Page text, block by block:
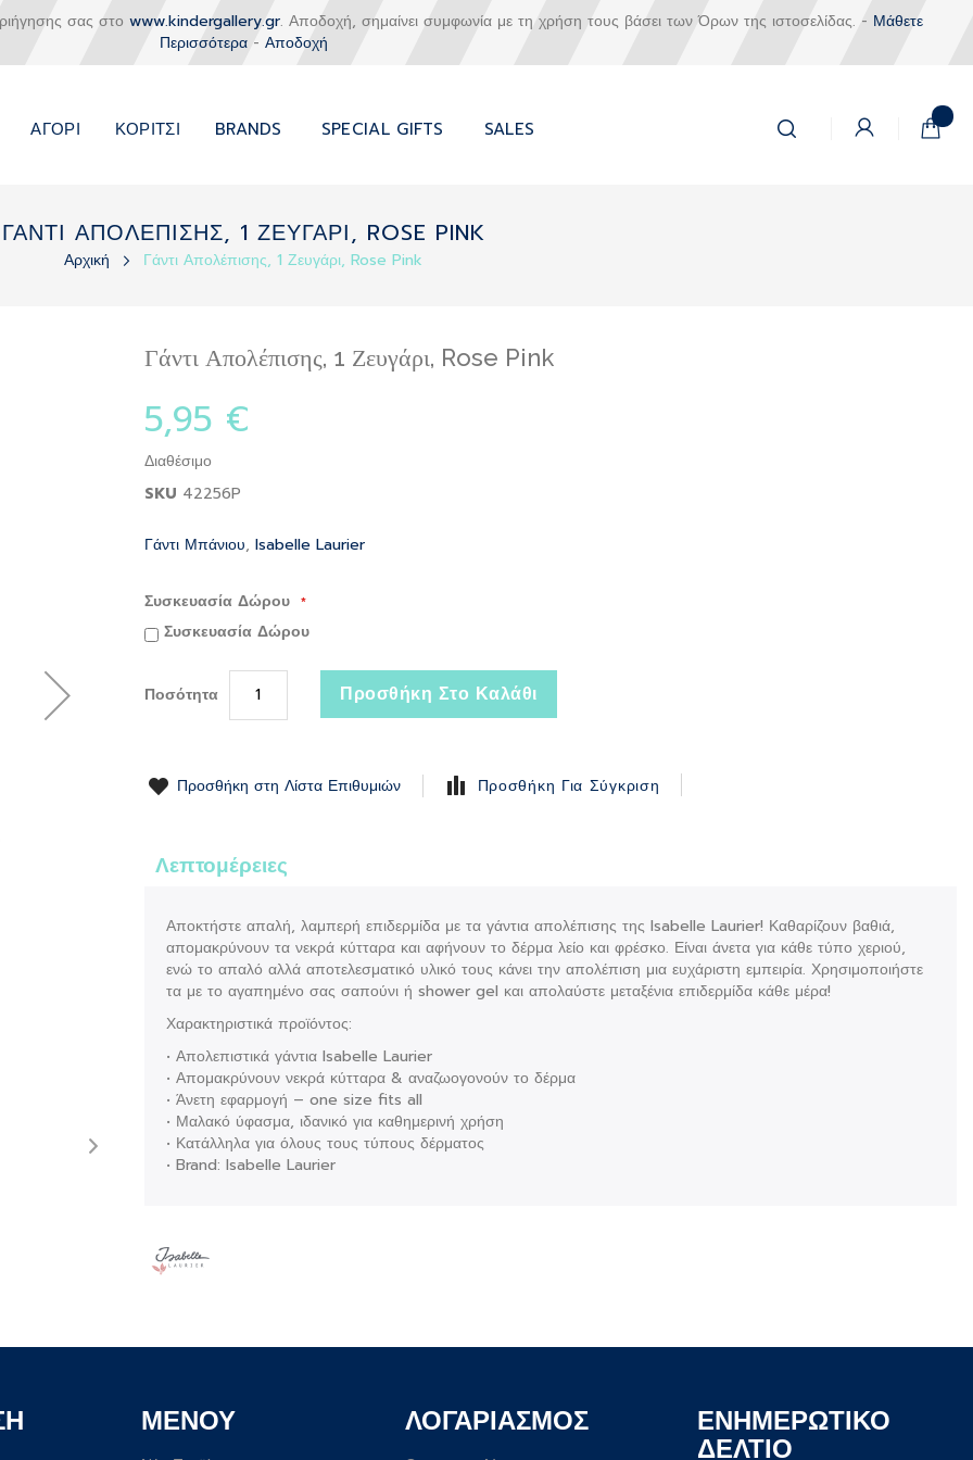
σας στο www.kindergallery.gr. Αποδοχή, σημαίνει συμφωνία με τη χρήση τους βάσει των Όρων της ιστοσελίδας. - Μάθετε
Περισσότερα- Αποδοχή
ΑΓΌΡΙ ΚΟΡΊΤΣΙ BRANDS SPECIAL GIFTS SALES
Το
Αναζήτηση
ΓΑΝΤΙ ΑΠΟΛΕΠΙΣΗΣ, 1 ΖΕΥΓΑΡΙ, ROSE PINK
Αρχική Γάντι Απολέπισης, 1 Ζευγάρι, Rose Pink
Γάντι Απολέπισης, 1 Ζευγάρι, Rose Pink
5,95 €
Διαθέσιμο
SKU 42256P
Γάντι Μπάνιου, Isabelle Laurier
Συσκευασία Δώρου
Συσκευασία Δώρου
Ποσότητα Προσθήκη Στο Καλάθι
Προσθήκη στη Λίστα Επιθυμιών Προσθήκη Για Σύγκριση
Λεπτομέρειες
Αποκτήστε απαλή, λαμπερή επιδερμίδα με τα γάντια απολέπισης της Isabelle Laurier! Καθαρίζουν βαθιά,
απομακρύνουν τα νεκρά κύτταρα και αφήνουν το δέρμα λείο και φρέσκο. Είναι άνετα για κάθε τύπο χεριού,
ενώ το απαλό αλλά αποτελεσματικό υλικό τους κάνει την απολέπιση μια ευχάριστη εμπειρία. Χρησιμοποιήστε
τα με το αγαπημένο σας σαπούνι ή shower gel και απολαύστε μεταξένια επιδερμίδα κάθε μέρα!
Χαρακτηριστικά προϊόντος:
• Απολεπιστικά γάντια Isabelle Laurier
• Απομακρύνουν νεκρά κύτταρα & αναζωογονούν το δέρμα
• Άνετη εφαρμογή – one size fits all
• Μαλακό ύφασμα, ιδανικό για καθημερινή χρήση
• Κατάλληλα για όλους τους τύπους δέρματος
• Brand: Isabelle Laurier
ΜΕΝΟΥ ΛΟΓΑΡΙΑΣΜΟΣ ΕΝΗΜΕΡΩΤΙΚΟ
ΔΕΛΤΙΟ